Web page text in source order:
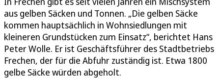
aus gelben Säcken und Tonnen. „Die gelben Säcke
kommen hauptsächlich in Wohnsiedlungen mit
kleineren Grundstücken zum Einsatz“, berichtet Hans
Peter Wolle. Er ist Geschäftsführer des Stadtbetriebs
Frechen, der für die Abfuhr zuständig ist. Etwa 1800
gelbe Säcke würden abgeholt.